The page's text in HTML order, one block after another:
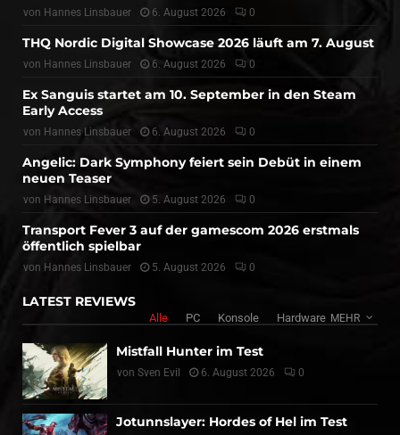
von Hannes Linsbauer 6. August 2026 0
THQ Nordic Digital Showcase 2026 läuft am 7. August
von Hannes Linsbauer 6. August 2026 0
Ex Sanguis startet am 10. September in den Steam
Early Access
von Hannes Linsbauer 6. August 2026 0
Angelic: Dark Symphony feiert sein Debüt in einem
neuen Teaser
von Hannes Linsbauer 5. August 2026 0
Transport Fever 3 auf der gamescom 2026 erstmals
öffentlich spielbar
von Hannes Linsbauer 5. August 2026 0
LATEST REVIEWS
Alle PC Konsole Hardware MEHR
Mistfall Hunter im Test
von Sven Evil 6. August 2026 0
Jotunnslayer: Hordes of Hel im Test